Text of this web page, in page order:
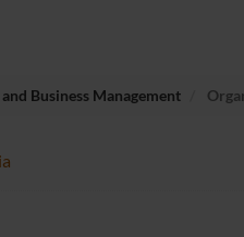
Business Management